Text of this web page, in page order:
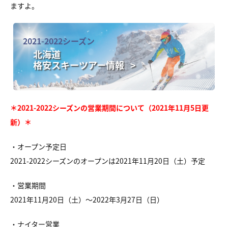
ますよ。
2021-2022シーズン
北海道
格安スキーツアー情報 >
＊2021-2022シーズンの営業期間について（2021年11月5日更
新）＊
・オープン予定日
2021-2022シーズンのオープンは2021年11月20日（土）予定
・営業期間
2021年11月20日（土）～2022年3月27日（日）
・ナイター営業